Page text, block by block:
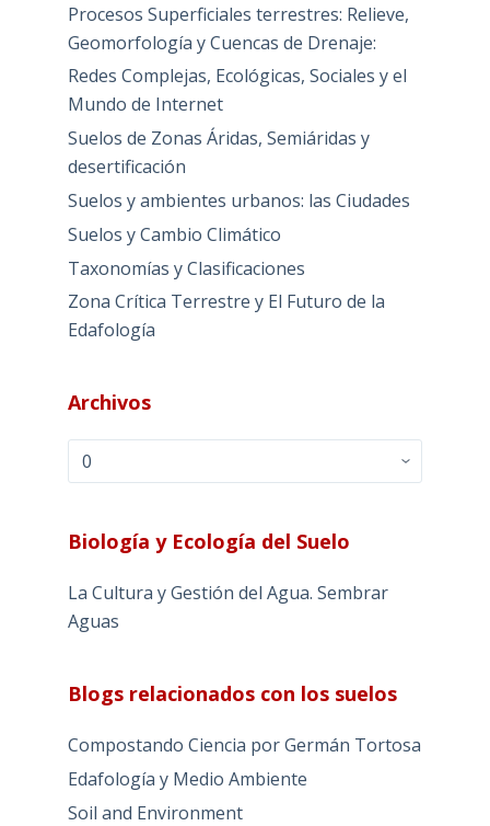
Procesos Superficiales terrestres: Relieve,
Geomorfología y Cuencas de Drenaje:
Redes Complejas, Ecológicas, Sociales y el
Mundo de Internet
Suelos de Zonas Áridas, Semiáridas y
desertificación
Suelos y ambientes urbanos: las Ciudades
Suelos y Cambio Climático
Taxonomías y Clasificaciones
Zona Crítica Terrestre y El Futuro de la
Edafología
Archivos
Archivos
Biología y Ecología del Suelo
La Cultura y Gestión del Agua. Sembrar
Aguas
Blogs relacionados con los suelos
Compostando Ciencia por Germán Tortosa
Edafología y Medio Ambiente
Soil and Environment